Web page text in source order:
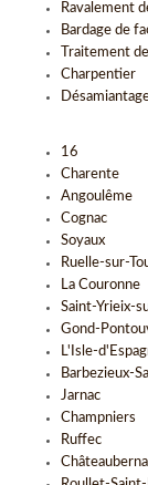
Ravalement
Bardage de
Traitement
Charpentier
16
Charente
Angoulême
Cognac
Soyaux
Ruelle-sur-
La Couronne
Saint-Yrieix-
Gond-
L'Isle-
Barbezieux-
Jarnac
Champniers
Ruffec